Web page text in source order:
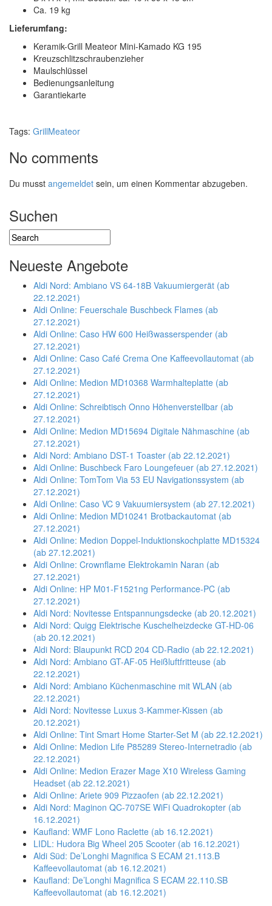
Ca. 19 kg
Lieferumfang:
Keramik-Grill Meateor Mini-Kamado KG 195
Kreuzschlitzschraubenzieher
Maulschlüssel
Bedienungsanleitung
Garantiekarte
Tags: GrillMeateor
No comments
Du musst angemeldet sein, um einen Kommentar abzugeben.
Suchen
Neueste Angebote
Aldi Nord: Ambiano VS 64-18B Vakuumiergerät (ab
22.12.2021)
Aldi Online: Feuerschale Buschbeck Flames (ab
27.12.2021)
Aldi Online: Caso HW 600 Heißwasserspender (ab
27.12.2021)
Aldi Online: Caso Café Crema One Kaffeevollautomat (ab
27.12.2021)
Aldi Online: Medion MD10368 Warmhalteplatte (ab
27.12.2021)
Aldi Online: Schreibtisch Onno Höhenverstellbar (ab
27.12.2021)
Aldi Online: Medion MD15694 Digitale Nähmaschine (ab
27.12.2021)
Aldi Nord: Ambiano DST-1 Toaster (ab 22.12.2021)
Aldi Online: Buschbeck Faro Loungefeuer (ab 27.12.2021)
Aldi Online: TomTom Via 53 EU Navigationssystem (ab
27.12.2021)
Aldi Online: Caso VC 9 Vakuumiersystem (ab 27.12.2021)
Aldi Online: Medion MD10241 Brotbackautomat (ab
27.12.2021)
Aldi Online: Medion Doppel-Induktionskochplatte MD15324
(ab 27.12.2021)
Aldi Online: Crownflame Elektrokamin Naran (ab
27.12.2021)
Aldi Online: HP M01-F1521ng Performance-PC (ab
27.12.2021)
Aldi Nord: Novitesse Entspannungsdecke (ab 20.12.2021)
Aldi Nord: Quigg Elektrische Kuschelheizdecke GT-HD-06
(ab 20.12.2021)
Aldi Nord: Blaupunkt RCD 204 CD-Radio (ab 22.12.2021)
Aldi Nord: Ambiano GT-AF-05 Heißluftfritteuse (ab
22.12.2021)
Aldi Nord: Ambiano Küchenmaschine mit WLAN (ab
22.12.2021)
Aldi Nord: Novitesse Luxus 3-Kammer-Kissen (ab
20.12.2021)
Aldi Online: Tint Smart Home Starter-Set M (ab 22.12.2021)
Aldi Online: Medion Life P85289 Stereo-Internetradio (ab
22.12.2021)
Aldi Online: Medion Erazer Mage X10 Wireless Gaming
Headset (ab 22.12.2021)
Aldi Online: Ariete 909 Pizzaofen (ab 22.12.2021)
Aldi Nord: Maginon QC-707SE WiFi Quadrokopter (ab
16.12.2021)
Kaufland: WMF Lono Raclette (ab 16.12.2021)
LIDL: Hudora Big Wheel 205 Scooter (ab 16.12.2021)
Aldi Süd: De’Longhi Magnifica S ECAM 21.113.B
Kaffeevollautomat (ab 16.12.2021)
Kaufland: De’Longhi Magnifica S ECAM 22.110.SB
Kaffeevollautomat (ab 16.12.2021)